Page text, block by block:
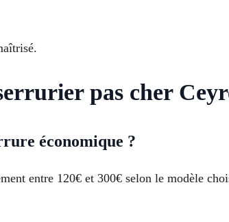
pas cher
économique ?
entre 120€ et 300€ selon le modèle